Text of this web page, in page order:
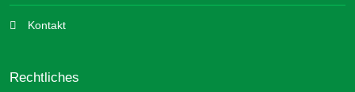
Kontakt
Rechtliches